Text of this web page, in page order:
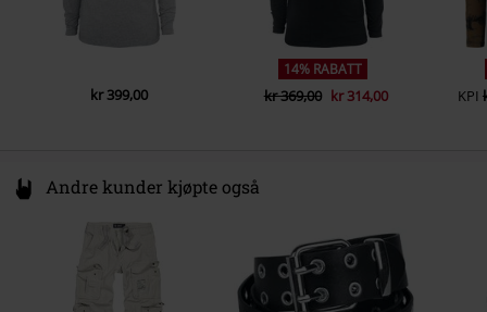
grå
kr 399,00
14% RABATT
kr 369,00 kr 314,00 KPI
Andre kunder kjøpte også